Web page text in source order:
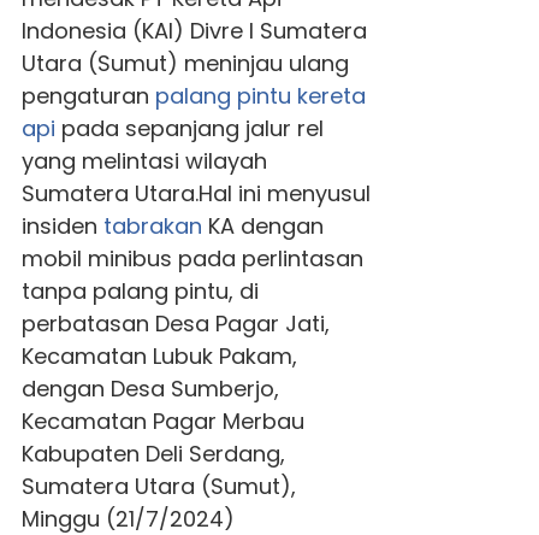
Indonesia (KAI) Divre I Sumatera
Utara (Sumut) meninjau ulang
pengaturan palang pintu kereta
api pada sepanjang jalur rel
yang melintasi wilayah
Sumatera Utara.Hal ini menyusul
insiden tabrakan KA dengan
mobil minibus pada perlintasan
tanpa palang pintu, di
perbatasan Desa Pagar Jati,
Kecamatan Lubuk Pakam,
dengan Desa Sumberjo,
Kecamatan Pagar Merbau
Kabupaten Deli Serdang,
Sumatera Utara (Sumut),
Minggu (21/7/2024)